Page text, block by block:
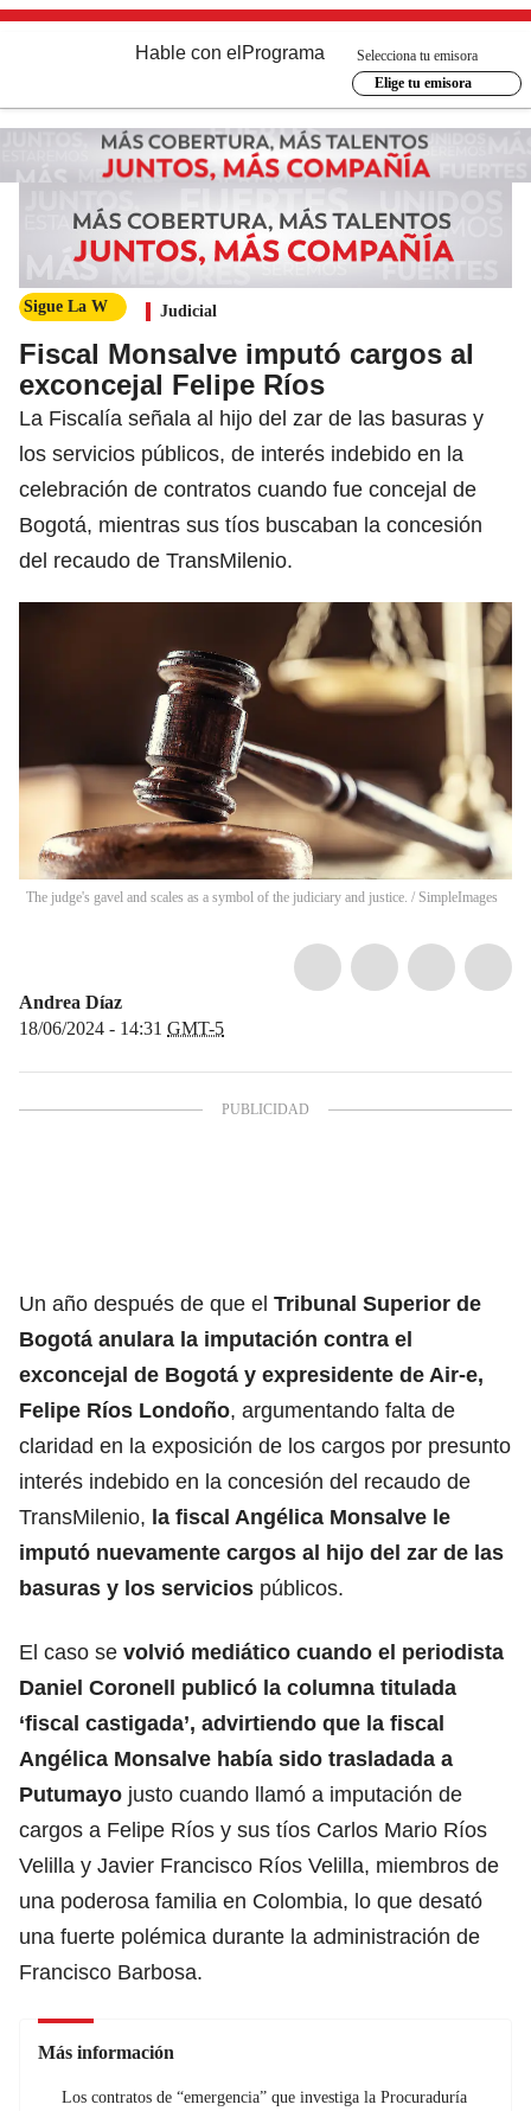
Hable con el Programa
Selecciona tu emisora
Elige tu emisora
Sigue La W Judicial
Fiscal Monsalve imputó cargos al
exconcejal Felipe Ríos
La Fiscalía señala al hijo del zar de las basuras y
los servicios públicos, de interés indebido en la
celebración de contratos cuando fue concejal de
Bogotá, mientras sus tíos buscaban la concesión
del recaudo de TransMilenio.
The judge's gavel and scales as a symbol of the judiciary and justice. / SimpleImages
Andrea Díaz
18/06/2024 - 14:31 GMT-5
Un año después de que el Tribunal Superior de
Bogotá anulara la imputación contra el
exconcejal de Bogotá y expresidente de Air-e,
Felipe Ríos Londoño, argumentando falta de
claridad en la exposición de los cargos por presunto
interés indebido en la concesión del recaudo de
TransMilenio, la fiscal Angélica Monsalve le
imputó nuevamente cargos al hijo del zar de las
basuras y los servicios públicos.
El caso se volvió mediático cuando el periodista
Daniel Coronell publicó la columna titulada
‘fiscal castigada’, advirtiendo que la fiscal
Angélica Monsalve había sido trasladada a
Putumayo justo cuando llamó a imputación de
cargos a Felipe Ríos y sus tíos Carlos Mario Ríos
Velilla y Javier Francisco Ríos Velilla, miembros de
una poderosa familia en Colombia, lo que desató
una fuerte polémica durante la administración de
Francisco Barbosa.
Más información
Los contratos de “emergencia” que investiga la Procuraduría